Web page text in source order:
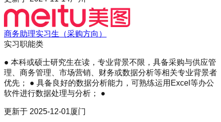
商务助理实习生（采购方向）
实习职能类
● 本科或硕士研究生在读，专业背景不限，具备采购与供应管
理、商务管理、市场营销、财务或数据分析等相关专业背景者
优先； ● 具备良好的数据分析能力，可熟练运用Excel等办公
软件进行数据处理与分析； ●
更新于 2025-12-01厦门